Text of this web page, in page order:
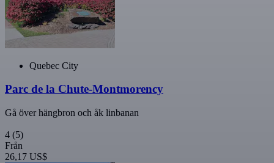
Quebec City
Parc de la Chute-Montmorency
Gå över hängbron och åk linbanan
4 (5)
Från
26,17 US$